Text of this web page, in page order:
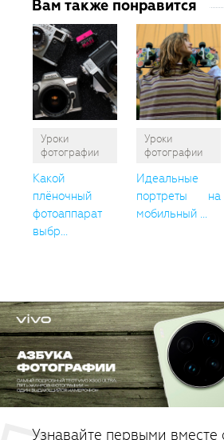
Вам также понравится
Уроки
фотографии
Какой
плёночный
фотоаппарат
выбр...
Уроки
фотографии
Идеальные
портреты на
мобильный ...
Узнавайте первыми вместе